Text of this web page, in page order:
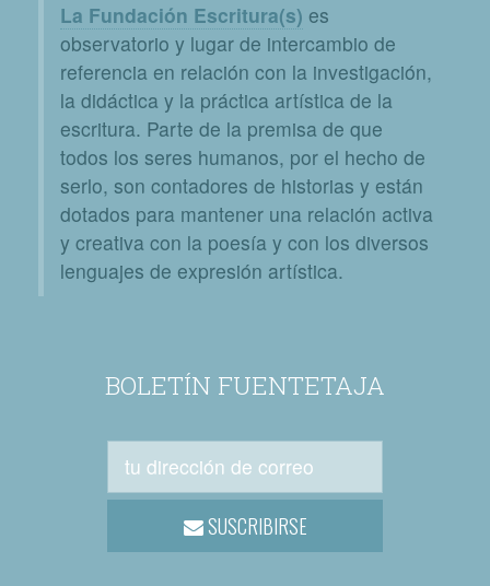
La Fundación Escritura(s) es
observatorio y lugar de intercambio de
referencia en relación con la investigación,
la didáctica y la práctica artística de la
escritura. Parte de la premisa de que
todos los seres humanos, por el hecho de
serlo, son contadores de historias y están
dotados para mantener una relación activa
y creativa con la poesía y con los diversos
lenguajes de expresión artística.
BOLETÍN FUENTETAJA
SUSCRIBIRSE